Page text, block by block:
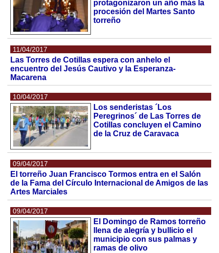
protagonizaron un año más la
procesión del Martes Santo
torreño
11/04/2017
Las Torres de Cotillas espera con anhelo el
encuentro del Jesús Cautivo y la Esperanza-
Macarena
10/04/2017
Los senderistas ´Los
Peregrinos´ de Las Torres de
Cotillas concluyen el Camino
de la Cruz de Caravaca
09/04/2017
El torreño Juan Francisco Tormos entra en el Salón
de la Fama del Círculo Internacional de Amigos de las
Artes Marciales
09/04/2017
El Domingo de Ramos torreño
llena de alegría y bullicio el
municipio con sus palmas y
ramas de olivo